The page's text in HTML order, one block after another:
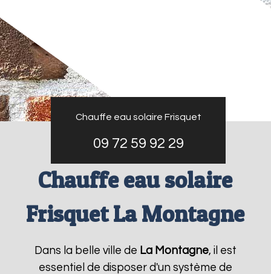
Chauffe eau solaire Frisquet
09 72 59 92 29
Chauffe eau solaire
Frisquet La Montagne
Dans la belle ville de La Montagne, il est
essentiel de disposer d'un système de